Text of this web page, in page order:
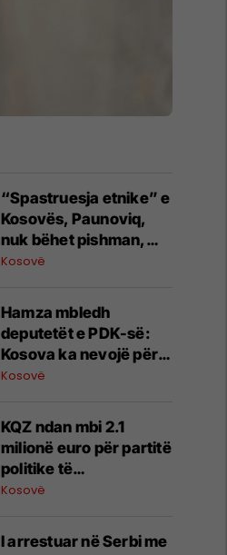
​“Spastruesja etnike” e
Kosovës, Paunoviq,
nuk bëhet pishman,
mbron SPS-në dhe
Kosovë
Hamza mbledh
deputetët e PDK-së:
Kosova ka nevojë për
institucione, jo për një
proceset
Kosovë
KQZ ndan mbi 2.1
milionë euro për partitë
politike të
përfaqësuara në
Kosovë
I arrestuar në Serbi me